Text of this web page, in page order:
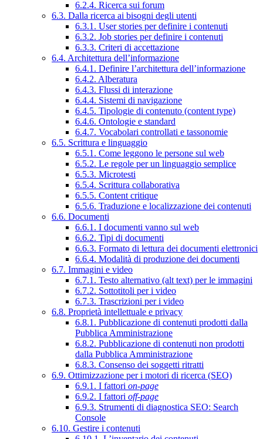
6.2.4. Ricerca sui forum
6.3. Dalla ricerca ai bisogni degli utenti
6.3.1. User stories per definire i contenuti
6.3.2. Job stories per definire i contenuti
6.3.3. Criteri di accettazione
6.4. Architettura dell’informazione
6.4.1. Definire l’architettura dell’informazione
6.4.2. Alberatura
6.4.3. Flussi di interazione
6.4.4. Sistemi di navigazione
6.4.5. Tipologie di contenuto (content type)
6.4.6. Ontologie e standard
6.4.7. Vocabolari controllati e tassonomie
6.5. Scrittura e linguaggio
6.5.1. Come leggono le persone sul web
6.5.2. Le regole per un linguaggio semplice
6.5.3. Microtesti
6.5.4. Scrittura collaborativa
6.5.5. Content critique
6.5.6. Traduzione e localizzazione dei contenuti
6.6. Documenti
6.6.1. I documenti vanno sul web
6.6.2. Tipi di documenti
6.6.3. Formato di lettura dei documenti elettronici
6.6.4. Modalità di produzione dei documenti
6.7. Immagini e video
6.7.1. Testo alternativo (alt text) per le immagini
6.7.2. Sottotitoli per i video
6.7.3. Trascrizioni per i video
6.8. Proprietà intellettuale e privacy
6.8.1. Pubblicazione di contenuti prodotti dalla
Pubblica Amministrazione
6.8.2. Pubblicazione di contenuti non prodotti
dalla Pubblica Amministrazione
6.8.3. Consenso dei soggetti ritratti
6.9. Ottimizzazione per i motori di ricerca (SEO)
6.9.1. I fattori on-page
6.9.2. I fattori off-page
6.9.3. Strumenti di diagnostica SEO: Search
Console
6.10. Gestire i contenuti